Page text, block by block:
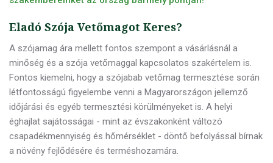
Eladó Szója Vetőmagot Keres?
A szójamag ára mellett fontos szempont a vásárlásnál a
minőség és a szója vetőmaggal kapcsolatos szakértelem is.
Fontos kiemelni, hogy a szójabab vetőmag termesztése során
létfontosságú figyelembe venni a Magyarországon jellemző
időjárási és egyéb termesztési körülményeket is. A helyi
éghajlat sajátosságai - mint az évszakonként változó
csapadékmennyiség és hőmérséklet - döntő befolyással bírnak
a növény fejlődésére és terméshozamára.